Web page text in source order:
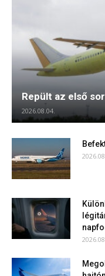
Repült az első
2026.08.04.